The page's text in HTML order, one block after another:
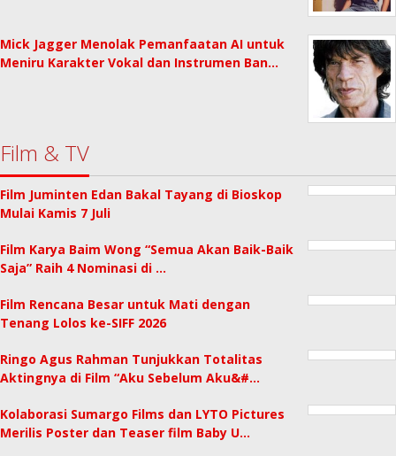
Mick Jagger Menolak Pemanfaatan AI untuk
Meniru Karakter Vokal dan Instrumen Ban…
Film & TV
Film Juminten Edan Bakal Tayang di Bioskop
Mulai Kamis 7 Juli
Film Karya Baim Wong “Semua Akan Baik-Baik
Saja” Raih 4 Nominasi di …
Film Rencana Besar untuk Mati dengan
Tenang Lolos ke-SIFF 2026
Ringo Agus Rahman Tunjukkan Totalitas
Aktingnya di Film “Aku Sebelum Aku&#…
Kolaborasi Sumargo Films dan LYTO Pictures
Merilis Poster dan Teaser film Baby U…